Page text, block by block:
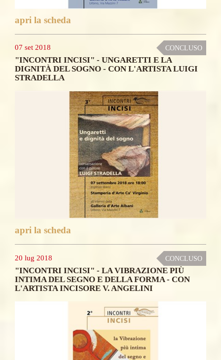
apri la scheda
07 set 2018 CONCLUSO
"INCONTRI INCISI" - UNGARETTI E LA
DIGNITÀ DEL SOGNO - CON L'ARTISTA LUIGI
STRADELLA
apri la scheda
20 lug 2018 CONCLUSO
"INCONTRI INCISI" - LA VIBRAZIONE PIÙ
INTIMA DEL SEGNO E DELLA FORMA - CON
L'ARTISTA INCISORE V. ANGELINI